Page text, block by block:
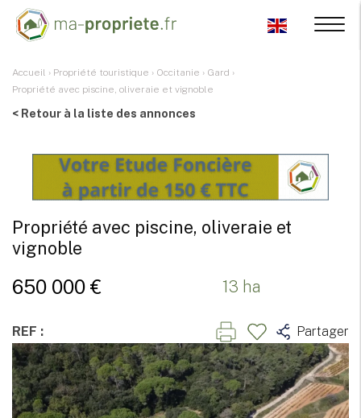
Accueil › Propriété touristique › Occitanie › Gard ›
Propriété avec piscine, oliveraie et vignoble
< Retour à la liste des annonces
Propriété avec piscine, oliveraie et
vignoble
650 000 € 13 ha
REF : Partager